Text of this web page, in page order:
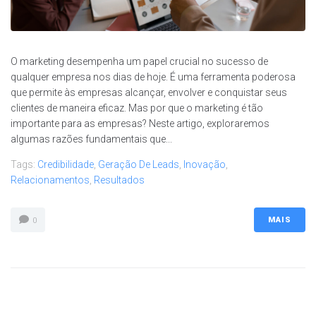
O marketing desempenha um papel crucial no sucesso de
qualquer empresa nos dias de hoje. É uma ferramenta poderosa
que permite às empresas alcançar, envolver e conquistar seus
clientes de maneira eficaz. Mas por que o marketing é tão
importante para as empresas? Neste artigo, exploraremos
algumas razões fundamentais que...
Tags: Credibilidade, Geração De Leads, Inovação,
Relacionamentos, Resultados
0 MAIS